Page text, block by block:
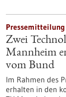
Pressemitteilung
Zwei
Mannheim
vom Bund
Im Rahmen des
erhalten in den